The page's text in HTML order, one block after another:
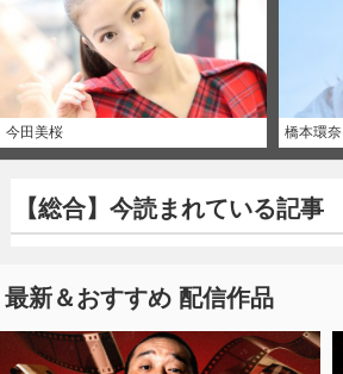
今田美桜 橋本環奈
【総合】今読まれている記事
最新＆おすすめ 配信作品